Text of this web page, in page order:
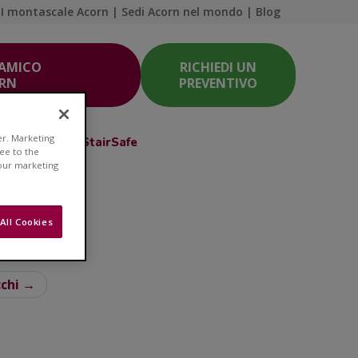
I montascale Acorn | Sedi Acorn nel mondo | Blog
RICHIEDI UN
PREVENTIVO
Acorn Club StairSafe
salute
→
Marketing
to the
marketing
Cookies